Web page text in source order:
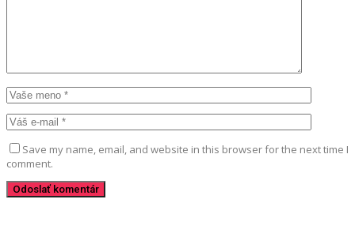
Save my name, email, and website in this browser for the next time I
comment.